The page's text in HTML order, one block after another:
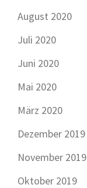
August 2020
Juli 2020
Juni 2020
Mai 2020
März 2020
Dezember 2019
November 2019
Oktober 2019